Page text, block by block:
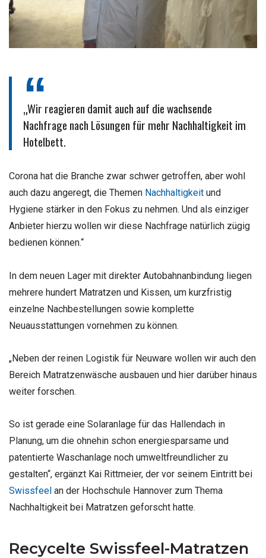
„Wir reagieren damit auch auf die wachsende
Nachfrage nach Lösungen für mehr Nachhaltigkeit im
Hotelbett.
Corona hat die Branche zwar schwer getroffen, aber wohl
auch dazu angeregt, die Themen Nachhaltigkeit und
Hygiene stärker in den Fokus zu nehmen. Und als einziger
Anbieter hierzu wollen wir diese Nachfrage natürlich zügig
bedienen können.“
In dem neuen Lager mit direkter Autobahnanbindung liegen
mehrere hundert Matratzen und Kissen, um kurzfristig
einzelne Nachbestellungen sowie komplette
Neuausstattungen vornehmen zu können.
„Neben der reinen Logistik für Neuware wollen wir auch den
Bereich Matratzenwäsche ausbauen und hier darüber hinaus
weiter forschen.
So ist gerade eine Solaranlage für das Hallendach in
Planung, um die ohnehin schon energiesparsame und
patentierte Waschanlage noch umweltfreundlicher zu
gestalten“, ergänzt Kai Rittmeier, der vor seinem Eintritt bei
Swissfeel an der Hochschule Hannover zum Thema
Nachhaltigkeit bei Matratzen geforscht hatte.
Recycelte Swissfeel-Matratzen